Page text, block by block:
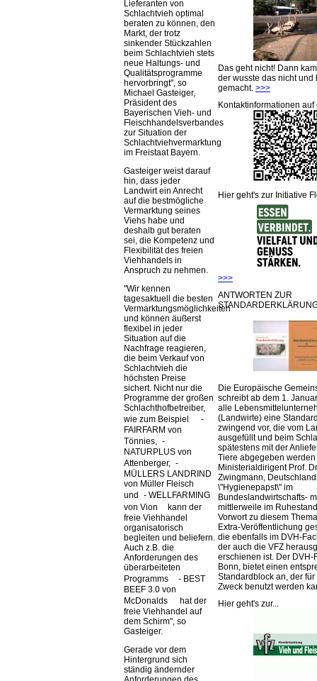
Lieferanten von
Schlachtvieh optimal
beraten zu können, den
Markt, der trotz
sinkender Stückzahlen
beim Schlachtvieh stets
neue Haltungs- und
Qualitätsprogramme
hervorbringt , so
Michael Gasteiger,
Präsident des
Bayerischen Vieh- und
Fleischhandelsverbandes
zur Situation der
Schlachtviehvermarktung
im Freistaat Bayern.
Gasteiger weist darauf
hin, dass jeder
Landwirt ein Anrecht
auf die bestmögliche
Vermarktung seines
Viehs habe und
deshalb gut beraten
sei, die Kompetenz und
Flexibilität des freien
Viehhandels in
Anspruch zu nehmen.
Wir kennen
tagesaktuell die besten
Vermarktungsmöglichkeiten
und können äußerst
flexibel in jeder
Situation auf die
Nachfrage reagieren,
die beim Verkauf von
Schlachtvieh die
höchsten Preise
sichert. Nicht nur die
Programme der großen
Schlachthofbetreiber,
wie zum Beispiel -
FAIRFARM von
Tönnies, -
NATURPLUS von
Attenberger, -
MÜLLERS LANDRIND
von Müller Fleisch
und - WELLFARMING
von Vion kann der
freie Viehhandel
organisatorisch
begleiten und beliefern.
Auch z.B. die
Anforderungen des
überarbeiteten
Programms - BEST
BEEF 3.0 von
McDonalds hat der
freie Viehhandel auf
dem Schirm , so
Gasteiger.
Gerade vor dem
Hintergrund sich
ständig ändernder
Das geht nicht! Dann
der wusste das nicht und
gemacht. >>>
Kontaktinformationen
Hier geht's zur Initiative
>>>
ANTWORTEN ZUR
Die Europäische
schreibt ab dem 1.
alle
(Landwirte) eine
zwingend vor, die vom
ausgefüllt und beim
spätestens mit der
Tiere abgegeben werden
Ministerialdirigent Prof.
Zwingmann,
\"Hygienepapst\" im
Bundeslandwirtschafts-
mittlerweile im
Vorwort zu diesem
Extra-Veröffentlichung
die ebenfalls im DVH-
der auch die VFZ
erschienen ist. Der DVH-
Bonn, bietet einen
Standardblock an, der
Zweck benutzt werden
Hier geht's zur...